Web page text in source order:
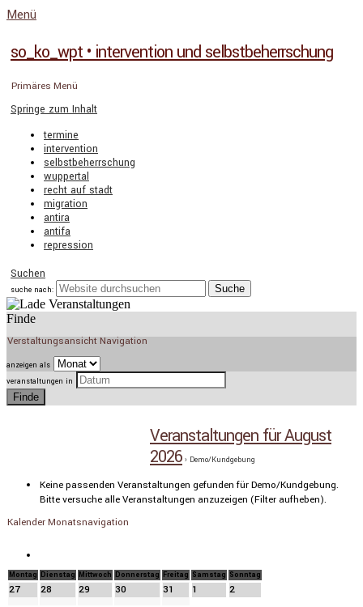
Menü
so_ko_wpt • intervention und selbstbeherrschung
Primäres Menü
Springe zum Inhalt
termine
intervention
selbstbeherrschung
wuppertal
recht auf stadt
migration
antira
antifa
repression
Suchen
suche nach:
Finde
Verstaltungsansicht Navigation
anzeigen als
veranstaltungen in
Veranstaltungen für August
2026 › Demo/Kundgebung
Keine passenden Veranstaltungen gefunden für Demo/Kundgebung.
Bitte versuche alle Veranstaltungen anzuzeigen (Filter aufheben).
Kalender Monatsnavigation
Montag Dienstag Mittwoch Donnerstag Freitag Samstag Sonntag
27 28 29 30 31 1
2